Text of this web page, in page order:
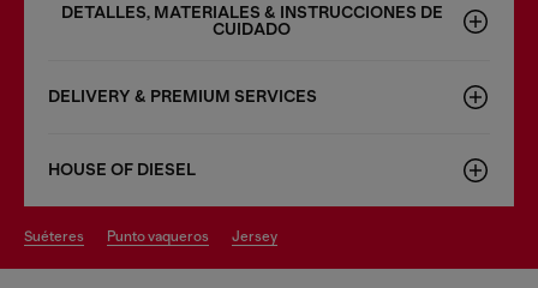
DETALLES, MATERIALES & INSTRUCCIONES DE
CUIDADO
DELIVERY & PREMIUM SERVICES
HOUSE OF DIESEL
suéteres punto vaqueros jersey